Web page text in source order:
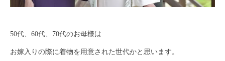
50代、60代、70代のお母様は
お嫁入りの際に着物を用意された世代かと思います。